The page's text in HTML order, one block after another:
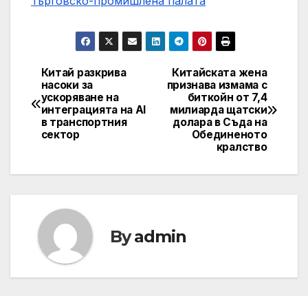
Post
navigation
Китайската жена
признава измама с
биткойн от 7,4
милиарда щатски
долара в Съда на
Обединеното
кралство
Китай разкрива
насоки за
ускоряване на
интеграцията на AI
в транспортния
сектор
Byadmin